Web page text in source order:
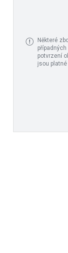
Některé
potvrzení
jsou platné